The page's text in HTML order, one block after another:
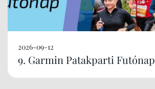
2026-09-12
9. Garmin Patakparti Futónap